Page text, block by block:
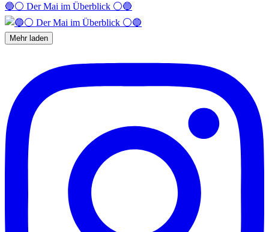
🔵⚪️ Der Mai im Überblick ⚪️🔵
Mehr laden